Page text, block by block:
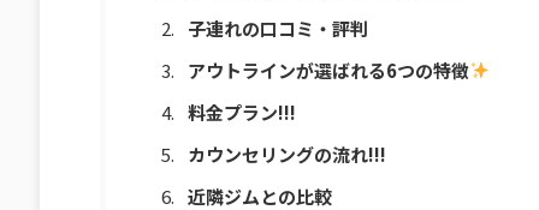
子連れの口コミ・評判
アウトラインが選ばれる6つの特徴
料金プラン!!!
カウンセリングの流れ!!!
近隣ジムとの比較